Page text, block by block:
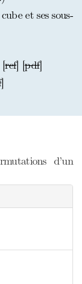
et ses sous-
[ref] [pdf]
]
d’un